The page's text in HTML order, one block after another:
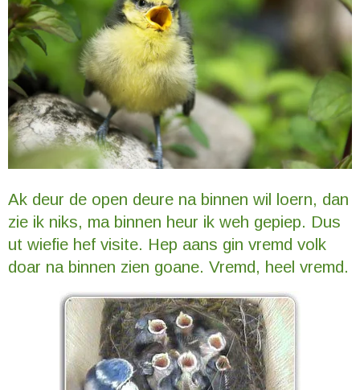
Ak deur de open deure na binnen wil loern, dan
zie ik niks, ma binnen heur ik weh gepiep. Dus
ut wiefie hef visite. Hep aans gin vremd volk
doar na binnen zien goane. Vremd, heel vremd.